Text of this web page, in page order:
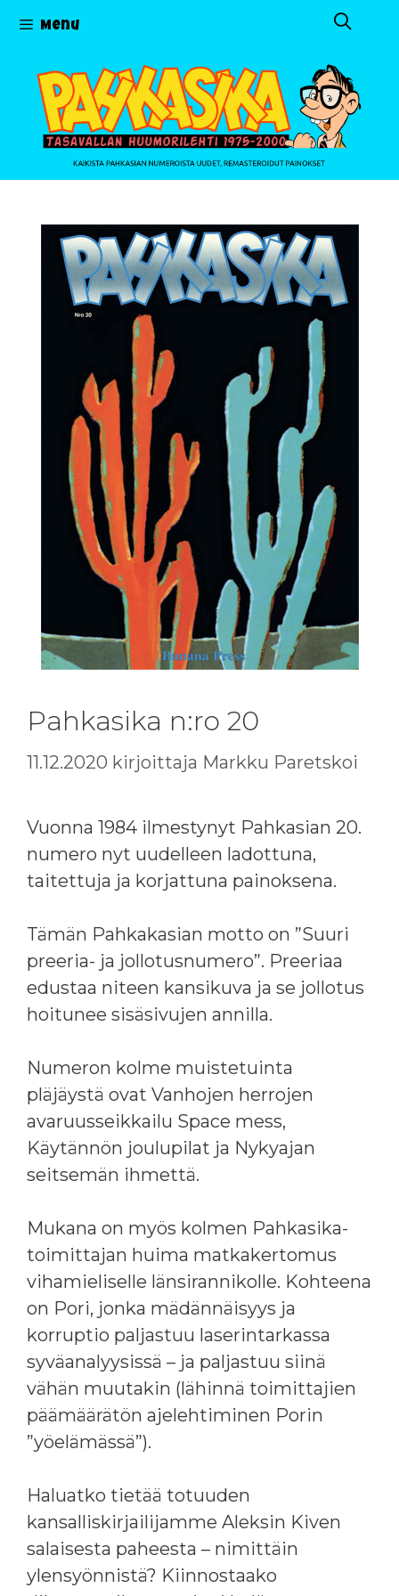
Menu
Pahkasika n:ro 20
11.12.2020 kirjoittaja Markku Paretskoi
Vuonna 1984 ilmestynyt Pahkasian 20.
numero nyt uudelleen ladottuna,
taitettuja ja korjattuna painoksena.
Tämän Pahkakasian motto on ”Suuri
preeria- ja jollotusnumero”. Preeriaa
edustaa niteen kansikuva ja se jollotus
hoitunee sisäsivujen annilla.
Numeron kolme muistetuinta
pläjäystä ovat Vanhojen herrojen
avaruusseikkailu Space mess,
Käytännön joulupilat ja Nykyajan
seitsemän ihmettä.
Mukana on myös kolmen Pahkasika-
toimittajan huima matkakertomus
vihamieliselle länsirannikolle. Kohteena
on Pori, jonka mädännäisyys ja
korruptio paljastuu laserintarkassa
syväanalyysissä – ja paljastuu siinä
vähän muutakin (lähinnä toimittajien
päämäärätön ajelehtiminen Porin
”yöelämässä”).
Haluatko tietää totuuden
kansalliskirjailijamme Aleksin Kiven
salaisesta paheesta – nimittäin
ylensyönnistä? Kiinnostaako